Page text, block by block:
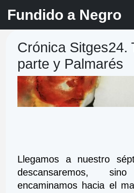
Fundido a Negro
Crónica Sitges24.
parte y Palmarés
Llegamos a nuestro
descansaremos,
encaminamos hacia el